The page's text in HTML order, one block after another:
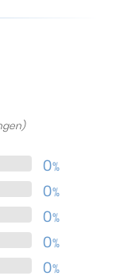
0%
0%
0%
0%
0%